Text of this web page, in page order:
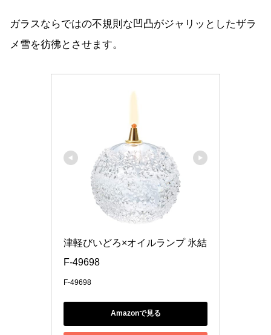
ガラスならではの不規則な凹凸がジャリッとしたザラ
メ雪を彷彿とさせます。
津軽びいどろ×オイルランプ 氷結
F-49698
F-49698
Amazonで見る